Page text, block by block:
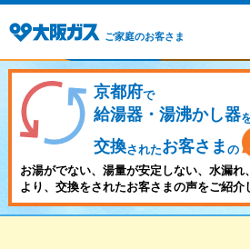
ご家庭のお客さま
京都府で
給湯器・湯沸かし器
交換されたお客さま の
お湯がでない、湯量が安定しない、水漏れ
より、交換をされたお客さまの声をご紹介